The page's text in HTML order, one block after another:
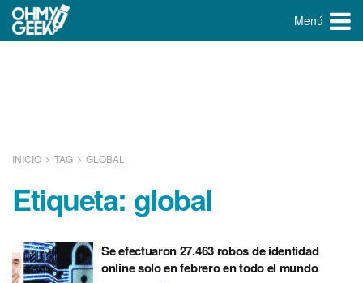
Menú
INICIO TAG GLOBAL
Etiqueta: global
Se efectuaron 27.463 robos de identidad
online solo en febrero en todo el mundo